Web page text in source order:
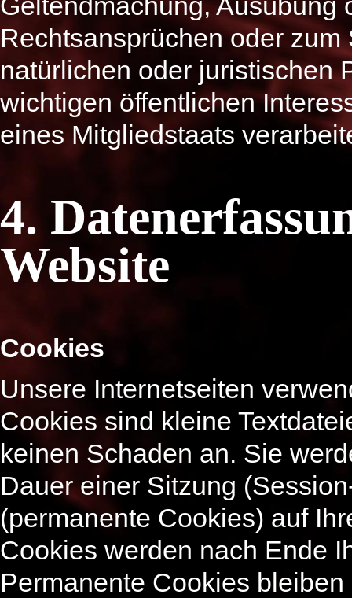
Rechtsansprüchen oder
natürlichen oder juristischen
wichtigen öffentlichen
eines Mitgliedstaats
4.
Website
Cookies
Unsere Internetseiten
Cookies sind kleine
keinen Schaden an. Sie
Dauer einer Sitzung
(permanente Cookies) auf
Cookies werden nach Ende
Permanente Cookies